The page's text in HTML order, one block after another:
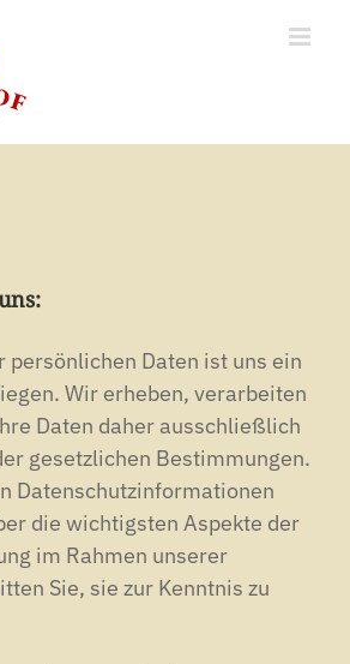
persönlichen Daten ist uns ein
Wir erheben, verarbeiten
Daten daher ausschließlich
gesetzlichen Bestimmungen.
Datenschutzinformationen
die wichtigsten Aspekte der
im Rahmen unserer
Sie, sie zur Kenntnis zu